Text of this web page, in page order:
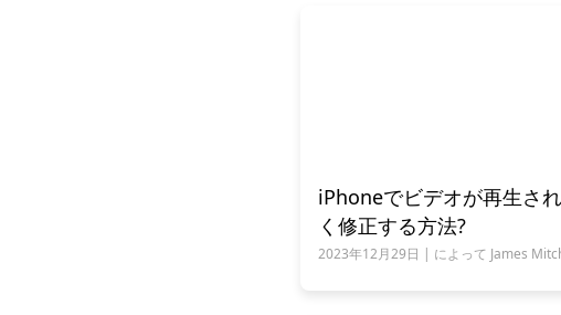
iPhoneでビデオが再生さ
く修正する方法?
2023年12月29日 | によって James